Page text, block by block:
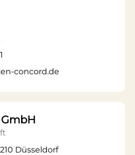
concord.de
Düsseldorf